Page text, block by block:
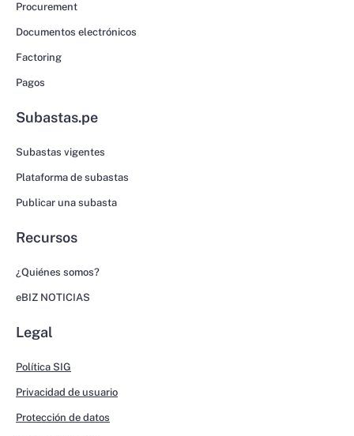
Procurement
Documentos electrónicos
Factoring
Pagos
Subastas.pe
Subastas vigentes
Plataforma de subastas
Publicar una subasta
Recursos
¿Quiénes somos?
eBIZ NOTICIAS
Legal
Política SIG
Privacidad de usuario
Protección de datos